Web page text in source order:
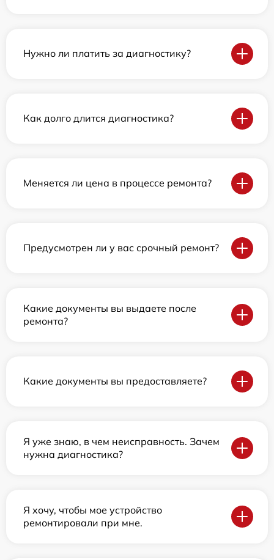
Нужно ли платить за диагностику?
Как долго длится диагностика?
Меняется ли цена в процессе ремонта?
Предусмотрен ли у вас срочный ремонт?
Какие документы вы выдаете после
ремонта?
Какие документы вы предоставляете?
Я уже знаю, в чем неисправность. Зачем
нужна диагностика?
Я хочу, чтобы мое устройство
ремонтировали при мне.